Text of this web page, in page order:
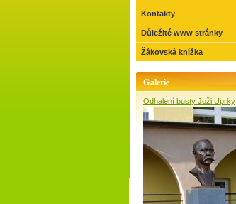
Kontakty
Důležité www stránky
Žákovská knížka
Galerie
Odhalení busty Joži Uprky